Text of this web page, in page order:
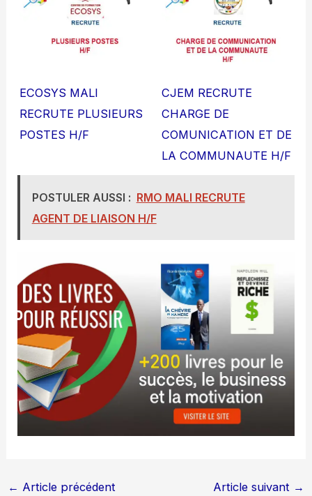
ECOSYS MALI
RECRUTE PLUSIEURS
POSTES H/F
CJEM RECRUTE
CHARGE DE
COMUNICATION ET DE
LA COMMUNAUTE H/F
POSTULER AUSSI : RMO MALI RECRUTE
AGENT DE LIAISON H/F
← Article précédent Article suivant →